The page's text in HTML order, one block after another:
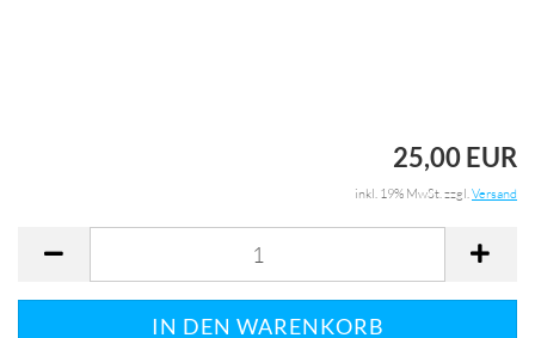
25,00 EUR
inkl. 19% MwSt. zzgl.Versand